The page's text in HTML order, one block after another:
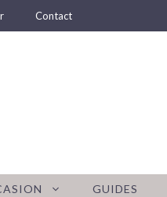
Contact
GUIDES